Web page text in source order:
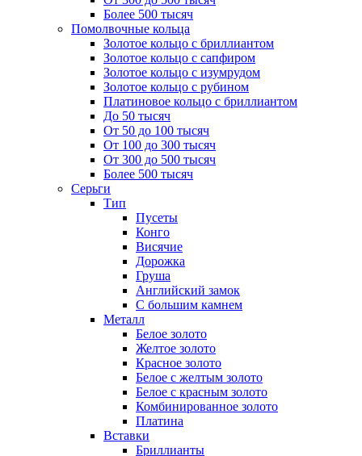
Более 500 тысяч
Помолвочные кольца
Золотое кольцо с бриллиантом
Золотое кольцо с сапфиром
Золотое кольцо с изумрудом
Золотое кольцо с рубином
Платиновое кольцо с бриллиантом
До 50 тысяч
От 50 до 100 тысяч
От 100 до 300 тысяч
От 300 до 500 тысяч
Более 500 тысяч
Серьги
Тип
Пусеты
Конго
Висячие
Дорожка
Груша
Английский замок
С большим камнем
Металл
Белое золото
Желтое золото
Красное золото
Белое с желтым золото
Белое с красным золото
Комбинированное золото
Платина
Вставки
Бриллианты